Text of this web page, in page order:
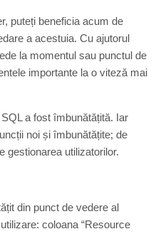
puteți beneficia acum de
a acestuia. Cu ajutorul
la momentul sau punctul de
importante la o viteză mai
a fost îmbunătățită. Iar
noi și îmbunătățite; de
gestionarea utilizatorilor.
din punct de vedere al
coloana “Resource